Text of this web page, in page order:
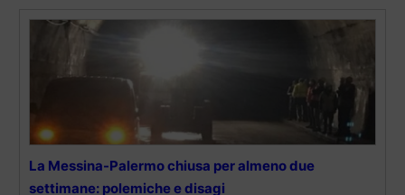
La Messina-Palermo chiusa per almeno due
settimane: polemiche e disagi